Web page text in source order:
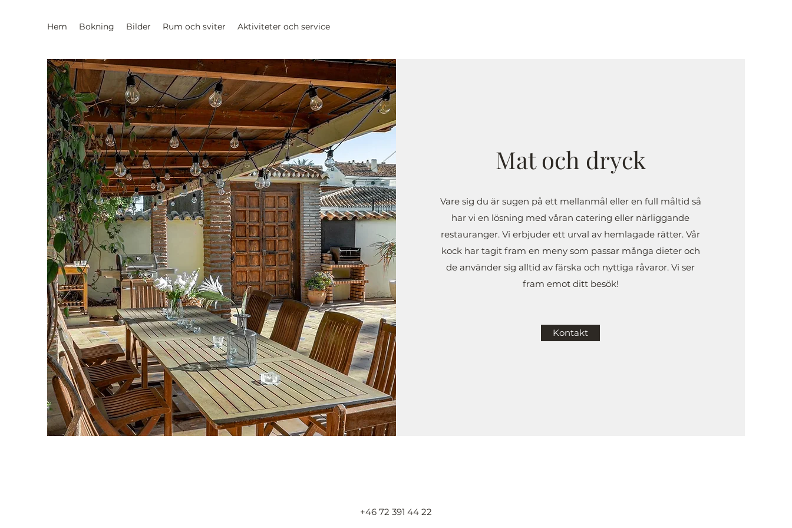
Hem Bokning Bilder Rum och sviter Aktiviteter och service
Mat och dryck
Vare sig du är sugen på ett mellanmål eller en full måltid så
har vi en lösning med våran catering eller närliggande
restauranger. Vi erbjuder ett urval av hemlagade rätter. Vår
kock har tagit fram en meny som passar många dieter och
de använder sig alltid av färska och nyttiga råvaror. Vi ser
fram emot ditt besök!
Kontakt
+46 72 391 44 22